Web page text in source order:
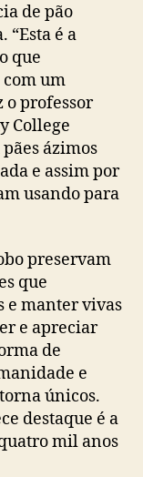
de pão
“Esta é a
que
um
o professor
College
ázimos
e assim por
usando para
preservam
que
e manter vivas
e apreciar
de
e
únicos.
destaque é a
mil anos